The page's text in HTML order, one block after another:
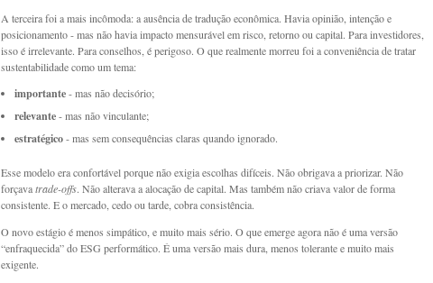
A terceira foi a mais incômoda: a ausência de tradução econômica. Havia opinião, intenção e
posicionamento - mas não havia impacto mensurável em risco, retorno ou capital. Para investidores,
isso é irrelevante. Para conselhos, é perigoso. O que realmente morreu foi a conveniência de tratar
sustentabilidade como um tema:
importante- mas não decisório;
relevante- mas não vinculante;
estratégico- mas sem consequências claras quando ignorado.
Esse modelo era confortável porque não exigia escolhas difíceis. Não obrigava a priorizar. Não
forçavatrade-offs. Não alterava a alocação de capital. Mas também não criava valor de forma
consistente. E o mercado, cedo ou tarde, cobra consistência.
O novo estágio é menos simpático, e muito mais sério. O que emerge agora não é uma versão
“enfraquecida” do ESG performático. É uma versão mais dura, menos tolerante e muito mais
exigente.